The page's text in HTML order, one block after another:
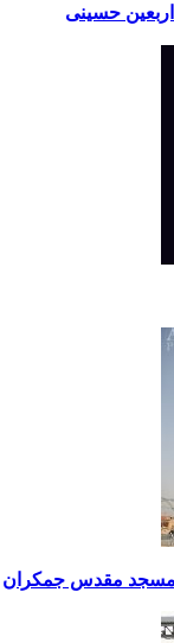
حسینی
مقدس جمکران